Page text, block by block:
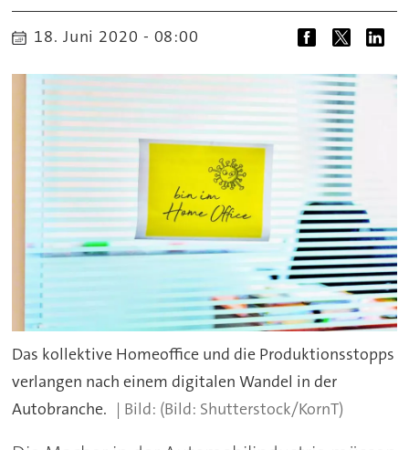
18. Juni 2020 - 08:00
Das kollektive Homeoffice und die Produktionsstopps
verlangen nach einem digitalen Wandel in der
Autobranche.
(Bild: Shutterstock/KornT)